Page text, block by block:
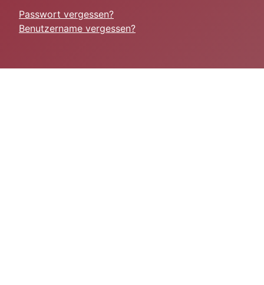
Passwort vergessen?
Benutzername vergessen?